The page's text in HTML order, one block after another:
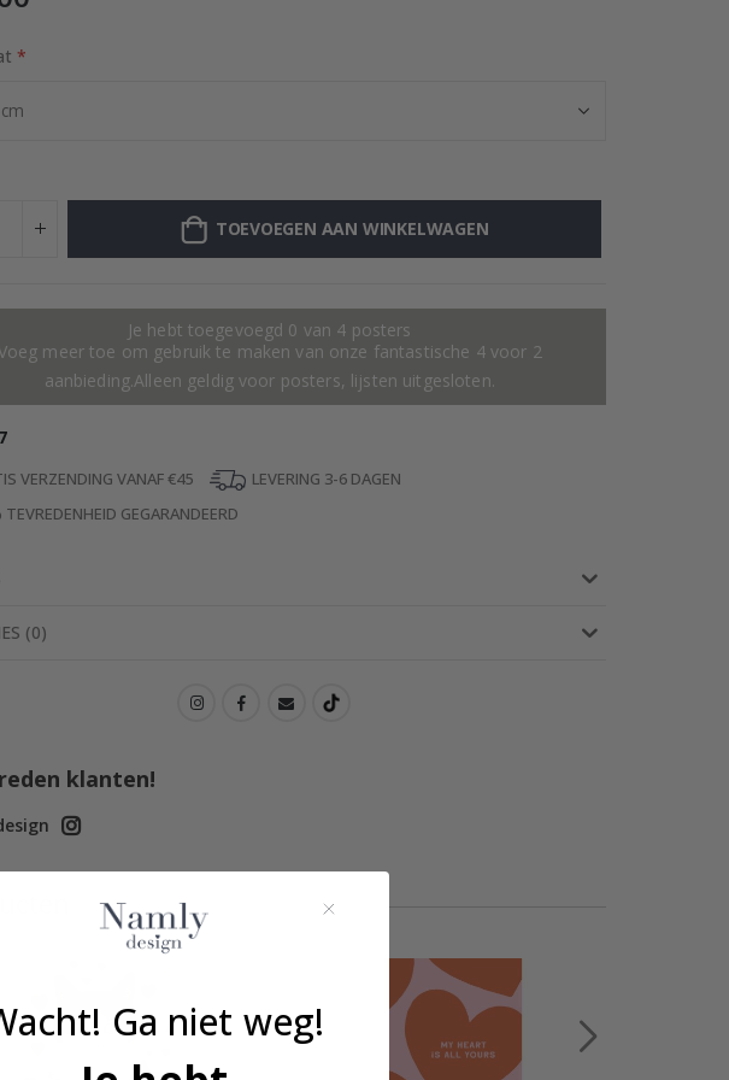
TOEVOEGEN AAN WINKELWAGEN
Je hebt toegevoegd 0 van 4 posters
meer toe om gebruik te maken van onze fantastische 4 voor 2
aanbieding.Alleen geldig voor posters, lijsten uitgesloten.
VERZENDING VANAF €45
LEVERING 3-6 DAGEN
TEVREDENHEID GEGARANDEERD
(0)
klanten!
Ga niet weg!